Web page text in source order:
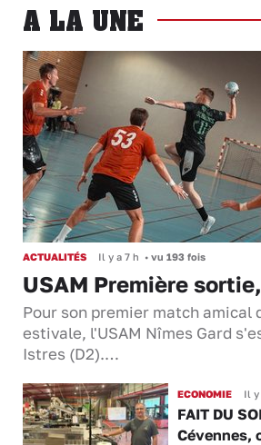
A LA UNE
ACTUALITÉS Il y a 7 h • vu 193 fois
USAM Première
Pour son premier match amical
estivale, l'USAM Nîmes Gard
Istres (D2).…
ECONOMIE Il y
FAIT DU
Cévennes,